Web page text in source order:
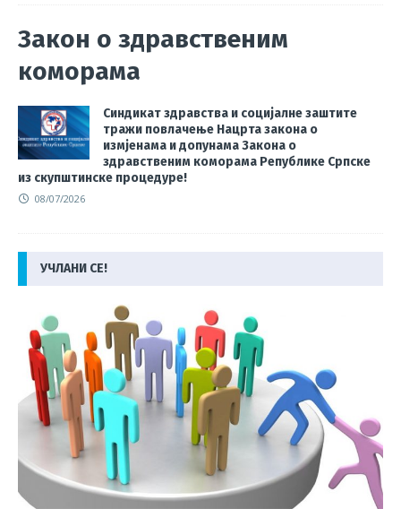
Закон о здравственим
коморама
Синдикат здравства и социјалне заштите
тражи повлачење Нацрта закона о
измјенама и допунама Закона о
здравственим коморама Републике Српске
из скупштинске процедуре!
08/07/2026
УЧЛАНИ СЕ!